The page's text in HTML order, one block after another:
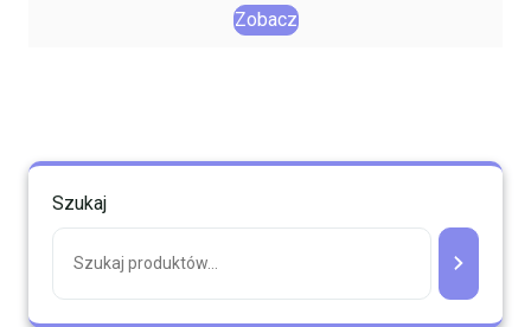
Zobacz
Szukaj